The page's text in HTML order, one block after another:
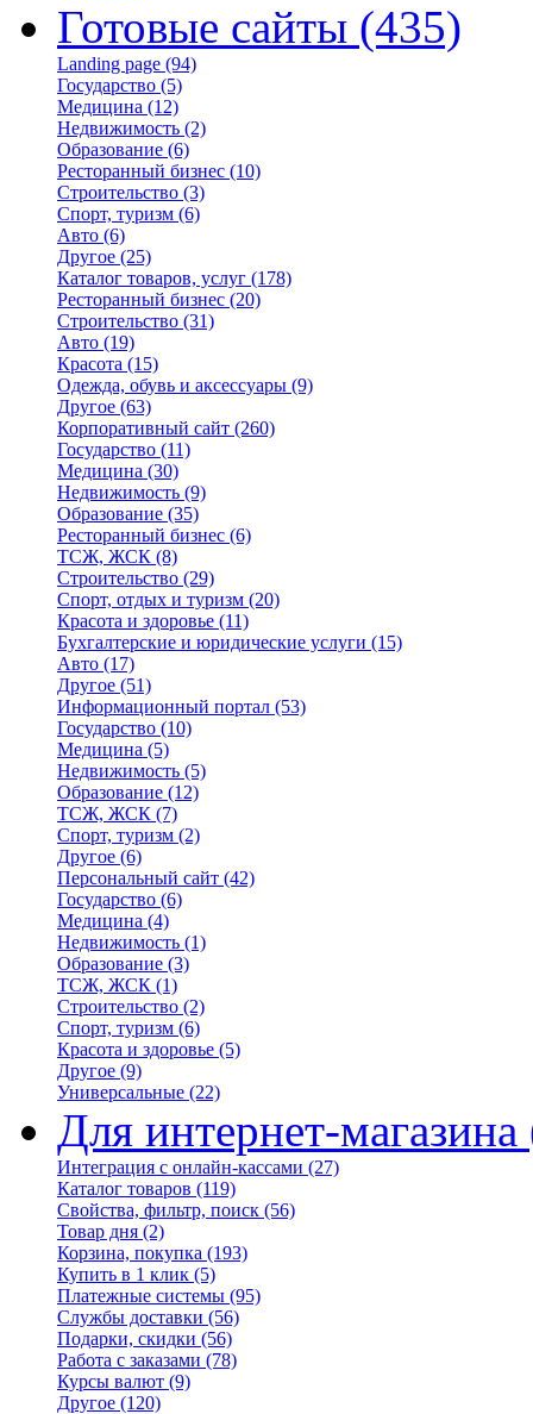
Готовые сайты (435)
Landing page (94)
Государство (5)
Медицина (12)
Недвижимость (2)
Образование (6)
Ресторанный бизнес (10)
Строительство (3)
Спорт, туризм (6)
Авто (6)
Другое (25)
Каталог товаров, услуг (178)
Ресторанный бизнес (20)
Строительство (31)
Авто (19)
Красота (15)
Одежда, обувь и аксессуары (9)
Другое (63)
Корпоративный сайт (260)
Государство (11)
Медицина (30)
Недвижимость (9)
Образование (35)
Ресторанный бизнес (6)
ТСЖ, ЖСК (8)
Строительство (29)
Спорт, отдых и туризм (20)
Красота и здоровье (11)
Бухгалтерские и юридические услуги (15)
Авто (17)
Другое (51)
Информационный портал (53)
Государство (10)
Медицина (5)
Недвижимость (5)
Образование (12)
ТСЖ, ЖСК (7)
Спорт, туризм (2)
Другое (6)
Персональный сайт (42)
Государство (6)
Медицина (4)
Недвижимость (1)
Образование (3)
ТСЖ, ЖСК (1)
Строительство (2)
Спорт, туризм (6)
Красота и здоровье (5)
Другое (9)
Универсальные (22)
Для интернет-магазина
Интеграция с онлайн-кассами (27)
Каталог товаров (119)
Свойства, фильтр, поиск (56)
Товар дня (2)
Корзина, покупка (193)
Купить в 1 клик (5)
Платежные системы (95)
Службы доставки (56)
Подарки, скидки (56)
Работа с заказами (78)
Курсы валют (9)
Другое (120)